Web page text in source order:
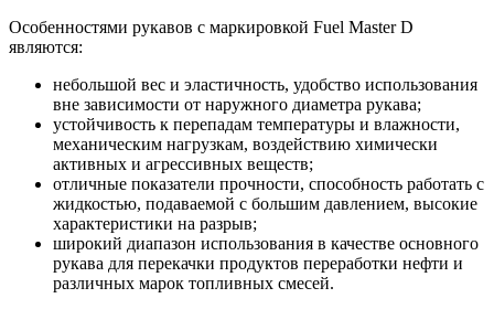
Особенностями рукавов с маркировкой Fuel Master D
являются:
небольшой вес и эластичность, удобство использования
вне зависимости от наружного диаметра рукава;
устойчивость к перепадам температуры и влажности,
механическим нагрузкам, воздействию химически
активных и агрессивных веществ;
отличные показатели прочности, способность работать с
жидкостью, подаваемой с большим давлением, высокие
характеристики на разрыв;
широкий диапазон использования в качестве основного
рукава для перекачки продуктов переработки нефти и
различных марок топливных смесей.